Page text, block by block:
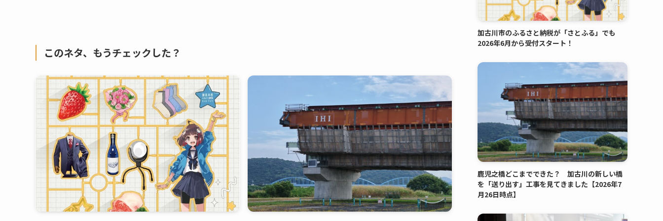
このネタ、もうチェックした？
加古川市のふるさと納税が「さとふる」でも
2026年6月から受付スタート！
鹿児之橋どこまでできた？ 加古川の新しい橋
を「送り出す」工事を見てきました【2026年7
月26日時点】